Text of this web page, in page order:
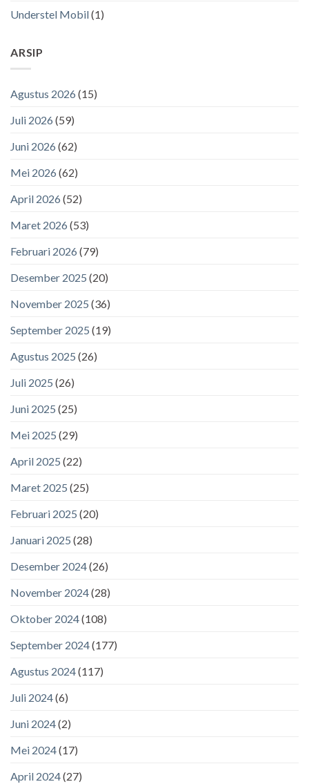
Understel Mobil(1)
ARSIP
Agustus 2026 (15)
Juli 2026 (59)
Juni 2026 (62)
Mei 2026 (62)
April 2026 (52)
Maret 2026 (53)
Februari 2026 (79)
Desember 2025 (20)
November 2025 (36)
September 2025 (19)
Agustus 2025 (26)
Juli 2025 (26)
Juni 2025 (25)
Mei 2025 (29)
April 2025 (22)
Maret 2025 (25)
Februari 2025 (20)
Januari 2025 (28)
Desember 2024(26)
November 2024(28)
Oktober 2024(108)
September 2024(177)
Agustus 2024(117)
Juli 2024(6)
Juni 2024(2)
Mei 2024(17)
April 2024(27)